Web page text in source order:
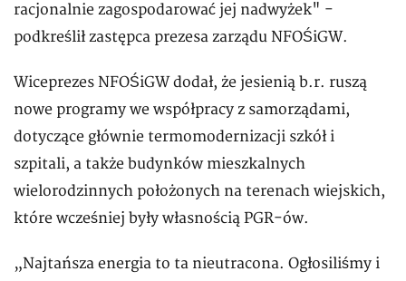
racjonalnie zagospodarować jej nadwyżek" -
podkreślił zastępca prezesa zarządu NFOŚiGW.
Wiceprezes NFOŚiGW dodał, że jesienią b.r. ruszą
nowe programy we współpracy z samorządami,
dotyczące głównie termomodernizacji szkół i
szpitali, a także budynków mieszkalnych
wielorodzinnych położonych na terenach wiejskich,
które wcześniej były własnością PGR-ów.
„Najtańsza energia to ta nieutracona. Ogłosiliśmy i